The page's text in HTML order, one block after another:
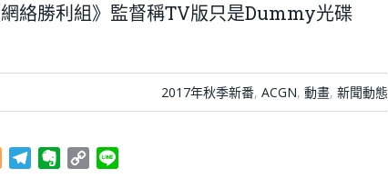
絡勝利組》監督稱TV版只是Dummy光碟
2017年秋季新番, ACGN, 動畫, 新聞動態
BloggerTelegramEvernote
Copy